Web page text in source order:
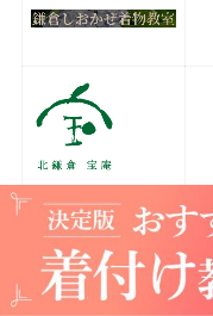
上記の中から、通い
か？